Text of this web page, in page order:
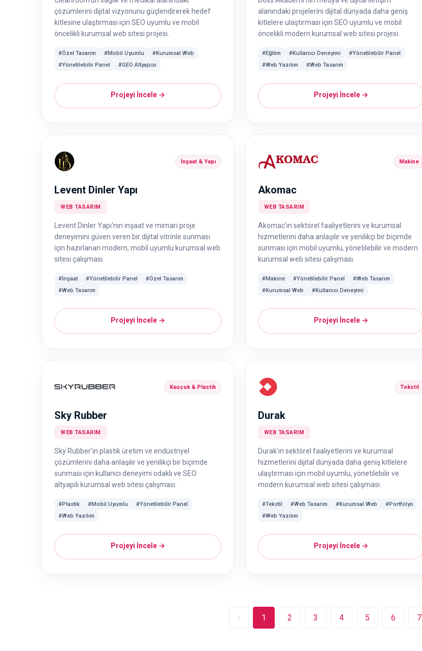
çözümlerini dijital vizyonunu güçlendirerek hedef
kitlesine ulaştırması için SEO uyumlu ve mobil
öncelikli kurumsal web sitesi projesi.
#Özel Tasarım #Mobil Uyumlu
#Kurumsal Web
#Yönetilebilir Panel
#GEO Altyapısı
Projeyi İncele →
alanındaki projelerini dijital dünyada daha geniş
kitlelere ulaştırması için SEO uyumlu ve mobil
öncelikli modern kurumsal web sitesi projesi.
#Eğitim #Kullanıcı Deneyimi
#Yönetilebilir Panel
#Web Yazılım
#Web Tasarım
Projeyi İncele →
İnşaat & Yapı
Levent Dinler Yapı
WEB TASARIM
Levent Dinler Yapı'nın inşaat ve mimari proje
deneyimini güven veren bir dijital vitrinle sunması
için hazırlanan modern, mobil uyumlu kurumsal web
sitesi çalışması.
#İnşaat #Yönetilebilir Panel
#Özel Tasarım
#Web Tasarım
Projeyi İncele →
Makine
Akomac
WEB TASARIM
Akomac'ın sektörel faaliyetlerini ve kurumsal
hizmetlerini daha anlaşılır ve yenilikçi bir biçimde
sunması için mobil uyumlu, yönetilebilir ve modern
kurumsal web sitesi çalışması.
#Makine #Yönetilebilir Panel
#Web Tasarım
#Kurumsal Web
#Kullanıcı Deneyimi
Projeyi İncele →
Kauçuk & Plastik
Sky Rubber
WEB TASARIM
Sky Rubber'in plastik üretim ve endüstriyel
çözümlerini daha anlaşılır ve yenilikçi bir biçimde
sunması için kullanıcı deneyimi odaklı ve SEO
altyapılı kurumsal web sitesi çalışması.
#Plastik #Mobil Uyumlu
#Yönetilebilir Panel
#Web Yazılım
Projeyi İncele →
Tekstil
Durak
WEB TASARIM
Durak'ın sektörel faaliyetlerini ve kurumsal
hizmetlerini dijital dünyada daha geniş kitlelere
ulaştırması için mobil uyumlu, yönetilebilir ve
modern kurumsal web sitesi çalışması.
#Tekstil #Web Tasarım #Kurumsal Web
#Portfolyo
#Web Yazılım
Projeyi İncele →
‹ 1 2 3 4 5 6 7